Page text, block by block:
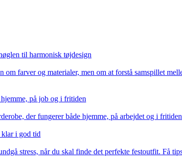
til harmonisk tøjdesign
farver og materialer, men om at forstå samspillet
på job og i fritiden
der fungerer både hjemme, på arbejdet og i
klar i god tid
stress, når du skal finde det perfekte festoutfit.